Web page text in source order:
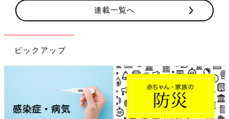
連載一覧へ
ピックアップ